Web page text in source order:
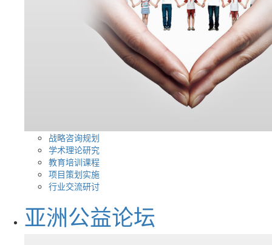
战略咨询规划
学术理论研究
教育培训课程
项目策划实施
行业交流研讨
亚洲公益论坛